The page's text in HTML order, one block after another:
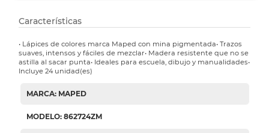
Características
• Lápices de colores marca Maped con mina pigmentada• Trazos
suaves, intensos y fáciles de mezclar• Madera resistente que no se
astilla al sacar punta• Ideales para escuela, dibujo y manualidades•
Incluye 24 unidad(es)
MARCA: MAPED
MODELO: 862724ZM